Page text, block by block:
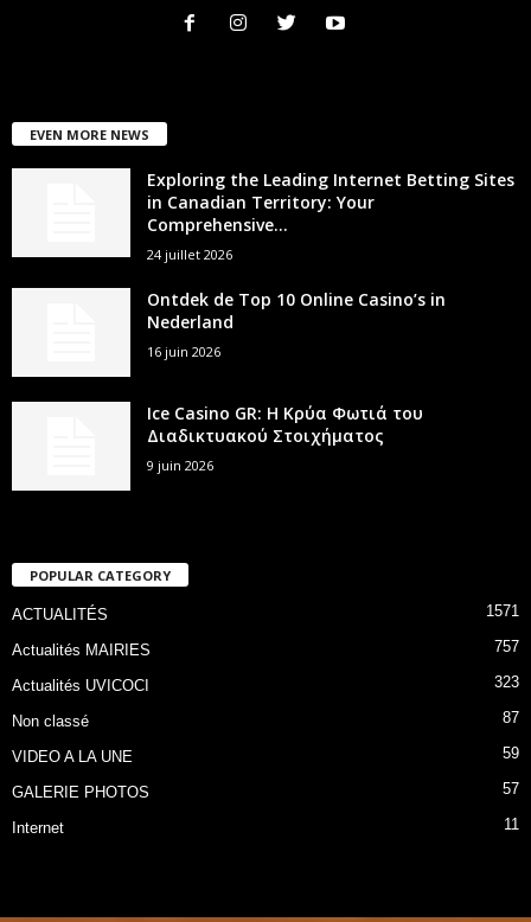
EVEN MORE NEWS
Exploring the Leading Internet Betting Sites
in Canadian Territory: Your
Comprehensive...
24 juillet 2026
Ontdek de Top 10 Online Casino’s in
Nederland
16 juin 2026
Ice Casino GR: Η Κρύα Φωτιά του
Διαδικτυακού Στοιχήματος
9 juin 2026
POPULAR CATEGORY
ACTUALITÉS 1571
Actualités MAIRIES 757
Actualités UVICOCI 323
Non classé 87
VIDEO A LA UNE 59
GALERIE PHOTOS 57
Internet 11